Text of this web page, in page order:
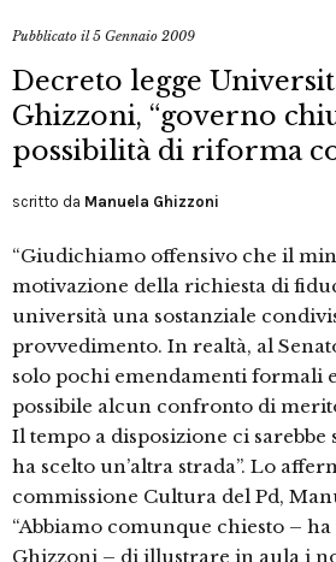
Pubblicato il5 Gennaio 2009
Decreto legge
Ghizzoni, “governo
possibilità di riforma
scritto da Manuela Ghizzoni
“Giudichiamo offensivo che il
motivazione della richiesta di
università una sostanziale
provvedimento. In realtà, al
solo pochi emendamenti formali
possibile alcun confronto di
Il tempo a disposizione ci sarebbe
ha scelto un’altra strada”. Lo
commissione Cultura del Pd,
“Abbiamo comunque chiesto –
Ghizzoni – di illustrare in aula i